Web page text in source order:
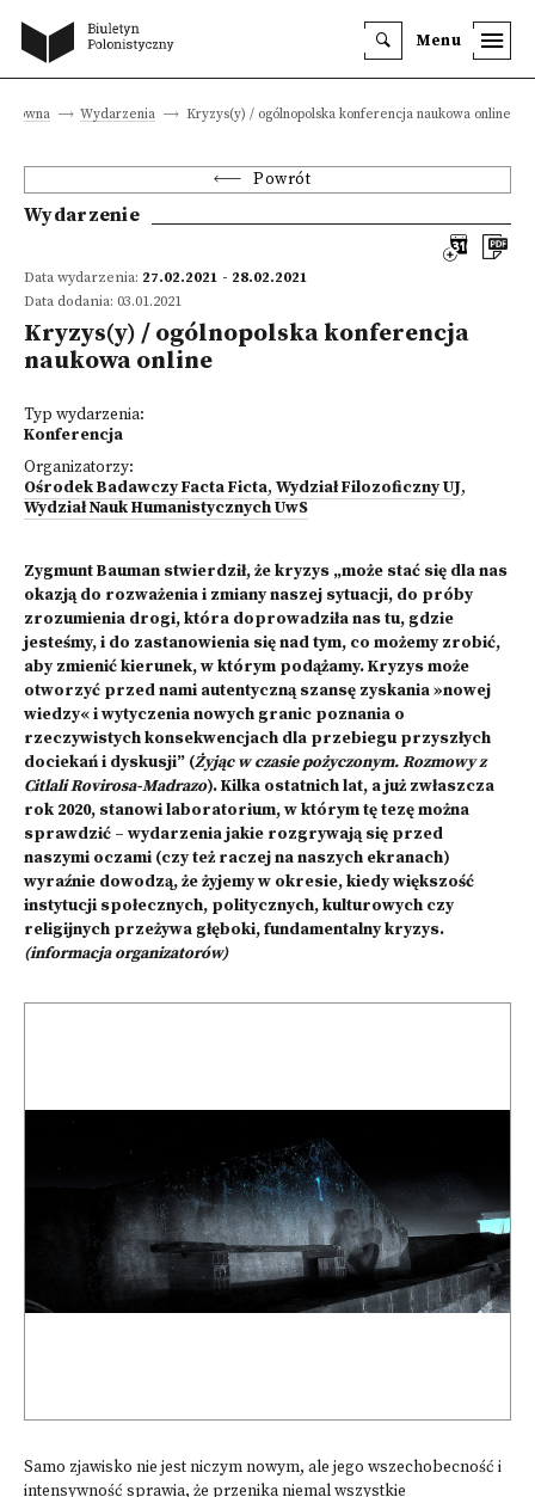
Menu
główna Wydarzenia Kryzys(y) / ogólnopolska konferencja naukowa online
Powrót
Wydarzenie
Data wydarzenia: 27.02.2021 - 28.02.2021
Data dodania: 03.01.2021
Kryzys(y) / ogólnopolska konferencja
naukowa online
Typ wydarzenia:
Konferencja
Organizatorzy:
Ośrodek Badawczy Facta Ficta, Wydział Filozoficzny UJ,
Wydział Nauk Humanistycznych UwS
Zygmunt Bauman stwierdził, że kryzys „może stać się dla nas
okazją do rozważenia i zmiany naszej sytuacji, do próby
zrozumienia drogi, która doprowadziła nas tu, gdzie
jesteśmy, i do zastanowienia się nad tym, co możemy zrobić,
aby zmienić kierunek, w którym podążamy. Kryzys może
otworzyć przed nami autentyczną szansę zyskania »nowej
wiedzy« i wytyczenia nowych granic poznania o
rzeczywistych konsekwencjach dla przebiegu przyszłych
dociekań i dyskusji” (Żyjąc w czasie pożyczonym. Rozmowy z
Citlali Rovirosa-Madrazo). Kilka ostatnich lat, a już zwłaszcza
rok 2020, stanowi laboratorium, w którym tę tezę można
sprawdzić – wydarzenia jakie rozgrywają się przed
naszymi oczami (czy też raczej na naszych ekranach)
wyraźnie dowodzą, że żyjemy w okresie, kiedy większość
instytucji społecznych, politycznych, kulturowych czy
religijnych przeżywa głęboki, fundamentalny kryzys.
(informacja organizatorów)
Samo zjawisko nie jest niczym nowym, ale jego wszechobecność i
intensywność sprawia, że przenika niemal wszystkie